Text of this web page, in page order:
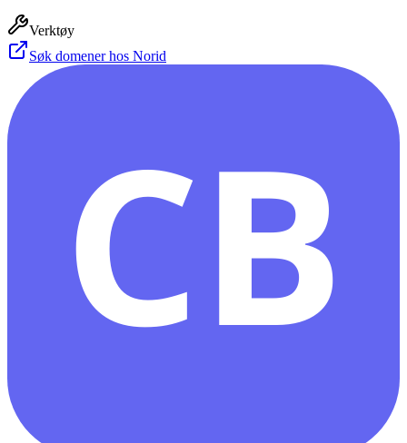
Verktøy
Søk domener hos Norid
CB